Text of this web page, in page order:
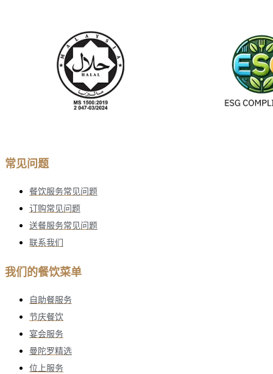
常见问题
餐饮服务常见问题
订购常见问题
送餐服务常见问题
联系我们
我们的餐饮菜单
自助餐服务
节庆餐饮
宴会服务
曼陀罗精选
位上服务